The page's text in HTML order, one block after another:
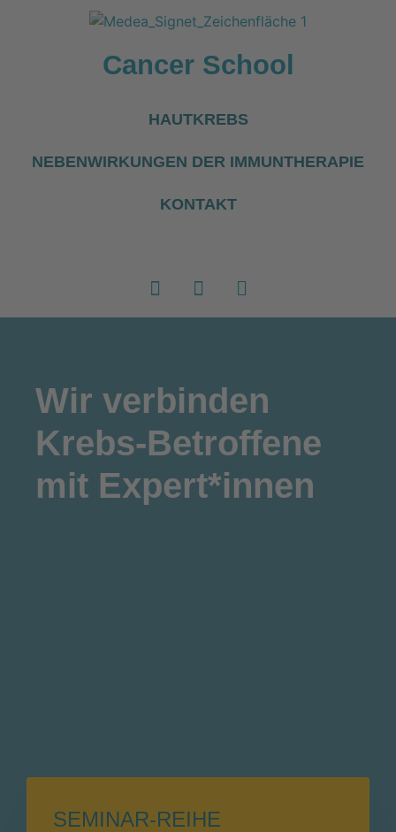
Cancer School
HAUTKREBS
NEBENWIRKUNGEN DER IMMUNTHERAPIE
KONTAKT
Wir verbinden
Krebs-Betroffene
mit Expert*innen
SEMINAR-REIHE